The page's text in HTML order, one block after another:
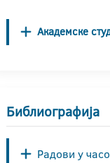
Академске
Библиографија
Радови у